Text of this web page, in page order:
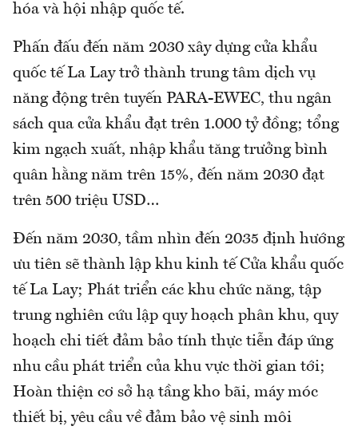
hóa và hội nhập quốc tế.
Phấn đấu đến năm 2030 xây dựng cửa khẩu
quốc tế La Lay trở thành trung tâm dịch vụ
năng động trên tuyến PARA-EWEC, thu ngân
sách qua cửa khẩu đạt trên 1.000 tỷ đồng; tổng
kim ngạch xuất, nhập khẩu tăng trưởng bình
quân hằng năm trên 15%, đến năm 2030 đạt
trên 500 triệu USD…
Đến năm 2030, tầm nhìn đến 2035 định hướng
ưu tiên sẽ thành lập khu kinh tế Cửa khẩu quốc
tế La Lay; Phát triển các khu chức năng, tập
trung nghiên cứu lập quy hoạch phân khu, quy
hoạch chi tiết đảm bảo tính thực tiễn đáp ứng
nhu cầu phát triển của khu vực thời gian tới;
Hoàn thiện cơ sở hạ tầng kho bãi, máy móc
thiết bị, yêu cầu về đảm bảo vệ sinh môi